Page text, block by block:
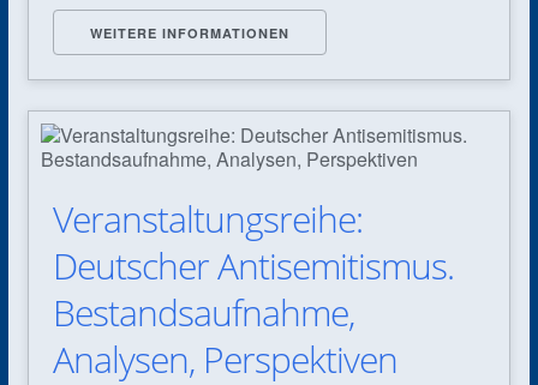
WEITERE INFORMATIONEN
Veranstaltungsreihe:
Deutscher Antisemitismus.
Bestandsaufnahme,
Analysen, Perspektiven